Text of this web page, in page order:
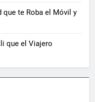
que te Roba el Móvil y
que el Viajero